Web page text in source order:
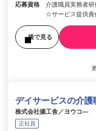
応募資格
介護職員実務者
☆サービス提供責
後で見る
デイサービスの介護
株式会社揚工舎／ヨウコ―
正社員